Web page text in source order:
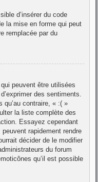
d’insérer du code
la mise en forme qui peut
remplacée par du
peuvent être utilisées
des sentiments.
qu’au contraire, « :( »
la liste complète des
Essayez cependant
rapidement rendre
décider de le modifier
du forum
qu’il est possible